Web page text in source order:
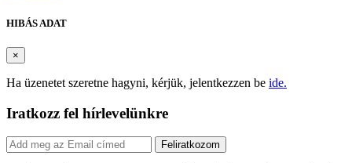
HIBÁS ADAT
×
Ha üzenetet szeretne hagyni, kérjük, jelentkezzen be ide.
Iratkozz fel hírlevelünkre
Feliratkozom